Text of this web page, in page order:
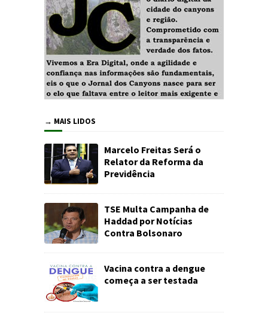
→ MAIS LIDOS
Marcelo Freitas Será o
Relator da Reforma da
Previdência
TSE Multa Campanha de
Haddad por Notícias
Contra Bolsonaro
Vacina contra a dengue
começa a ser testada